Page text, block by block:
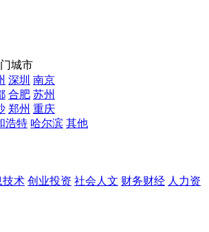
城市
深圳 南京
合肥 苏州
郑州 重庆
浩特 哈尔滨 其他
技术 创业投资 社会人文 财务财经 人力资